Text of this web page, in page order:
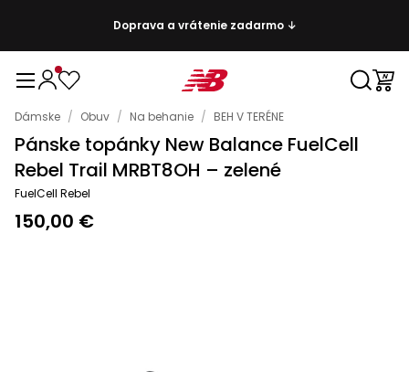
Doprava a vrátenie zadarmo ↓
Dámske / Obuv / Na behanie / BEH V TERÉNE
Pánske topánky New Balance FuelCell
Rebel Trail MRBT8OH – zelené
FuelCell Rebel
150,00 €